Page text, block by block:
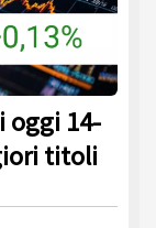
oggi 14-
titoli